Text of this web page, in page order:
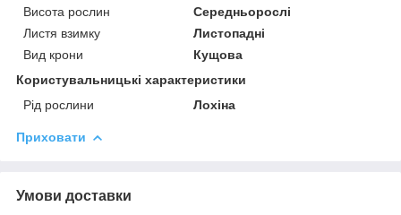
Висота рослин
Середньорослі
Листя взимку
Листопадні
Вид крони
Кущова
Користувальницькі характеристики
Рід рослини
Лохіна
Приховати
Умови доставки